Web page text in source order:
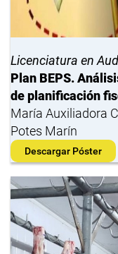
Licenciatura en
Plan BEPS.
de planificación
María Auxiliadora
Potes Marín
Descargar Póster